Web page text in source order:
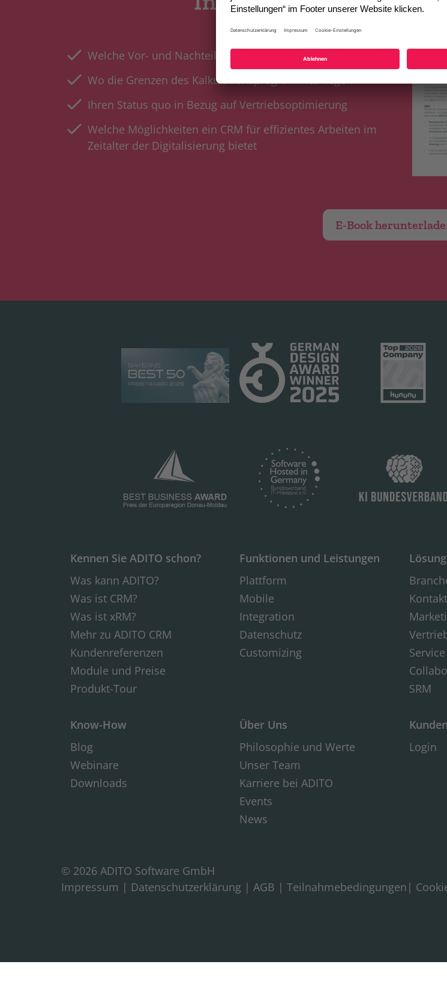
Welche Vor- und Nachteile Excel mit sich bringt
Wo die Grenzen des Kalkulationsprogrammes liegen
Ihren Status quo in Bezug auf Vertriebsoptimierung
Welche Möglichkeiten ein CRM für effizientes Arbeiten im
Zeitalter der Digitalisierung bietet
E-Book
Kennen Sie ADITO schon?
Was kann ADITO?
Was ist CRM?
Was ist xRM?
Mehr zu ADITO CRM
Kundenreferenzen
Module und Preise
Produkt-Tour
Funktionen und Leistungen
Plattform
Mobile
Integration
Datenschutz
Customizing
Service
SRM
Know-How
Blog
Webinare
Downloads
Über Uns
Philosophie und Werte
Unser Team
Karriere bei ADITO
Events
News
Login
© 2026 ADITO Software GmbH
Impressum | Datenschutzerklärung | AGB | Teilnahmebedingungen |